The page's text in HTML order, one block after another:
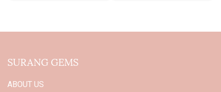
SURANG GEMS
ABOUT US